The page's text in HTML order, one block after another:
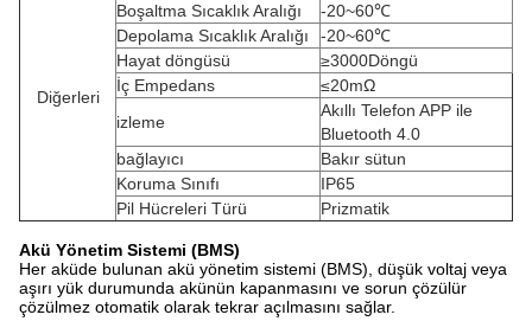
Diğerleri
Boşaltma Sıcaklık Aralığı
-20~60℃
Depolama Sıcaklık Aralığı
-20~60℃
Hayat döngüsü
≥3000Döngü
İç Empedans
≤20mΩ
izleme
Akıllı Telefon APP ile
Bluetooth 4.0
bağlayıcı
Bakır sütun
Koruma Sınıfı
IP65
Pil Hücreleri Türü
Prizmatik
Akü Yönetim Sistemi (BMS)
Her aküde bulunan akü yönetim sistemi (BMS), düşük voltaj veya
aşırı yük durumunda akünün kapanmasını ve sorun çözülür
çözülmez otomatik olarak tekrar açılmasını sağlar.